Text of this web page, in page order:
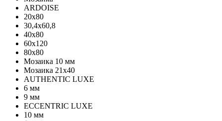
ARDOISE
20х80
30,4х60,8
40х80
60х120
80х80
Мозаика 10 мм
Мозаика 21х40
AUTHENTIC LUXE
6 мм
9 мм
ECCENTRIC LUXE
10 мм